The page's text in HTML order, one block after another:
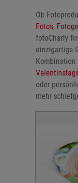
Ob
Fotos,
fotoCharly
einzigartige
oder
mehr